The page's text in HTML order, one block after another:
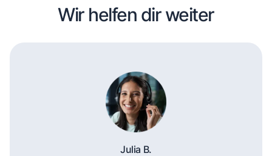
Wir helfen dir weiter
Julia B.